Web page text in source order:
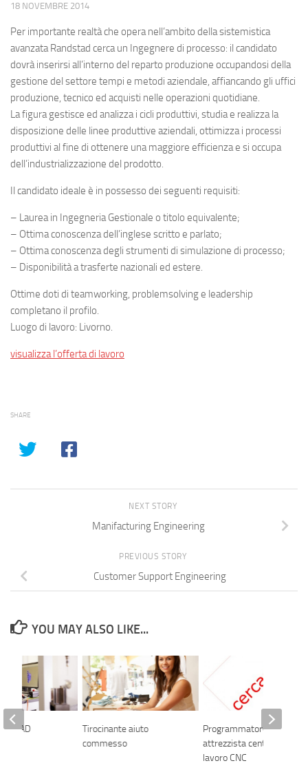
18 NOVEMBRE 2014
Per importante realtà che opera nell’ambito della sistemistica
avanzata Randstad cerca un Ingegnere di processo: il candidato
dovrà inserirsi all’interno del reparto produzione occupandosi della
gestione del settore tempi e metodi aziendale, affiancando gli uffici
produzione, tecnico ed acquisti nelle operazioni quotidiane.
La figura gestisce ed analizza i cicli produttivi, studia e realizza la
disposizione delle linee produttive aziendali, ottimizza i processi
produttivi al fine di ottenere una maggiore efficienza e si occupa
dell’industrializzazione del prodotto.
Il candidato ideale è in possesso dei seguenti requisiti:
– Laurea in Ingegneria Gestionale o titolo equivalente;
– Ottima conoscenza dell’inglese scritto e parlato;
– Ottima conoscenza degli strumenti di simulazione di processo;
– Disponibilità a trasferte nazionali ed estere.
Ottime doti di teamworking, problemsolving e leadership
completano il profilo.
Luogo di lavoro: Livorno.
visualizza l’offerta di lavoro
SHARE
NEXT STORY
Manifacturing Engineering
PREVIOUS STORY
Customer Support Engineering
YOU MAY ALSO LIKE...
Tirocinante aiuto
commesso
Programmatore /
attrezzista centro di
lavoro CNC
CAD